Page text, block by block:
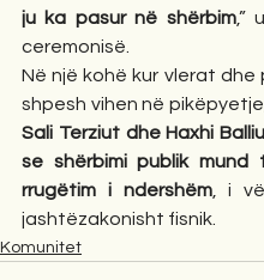
ju ka pasur në shërbim,”
ceremonisë.
Në një kohë kur vlerat dhe
shpesh vihen në
Sali Terziut dhe Haxhi
se shërbimi publik
rrugëtim i ndershëm, i
jashtëzakonisht fisnik.
Komunitet